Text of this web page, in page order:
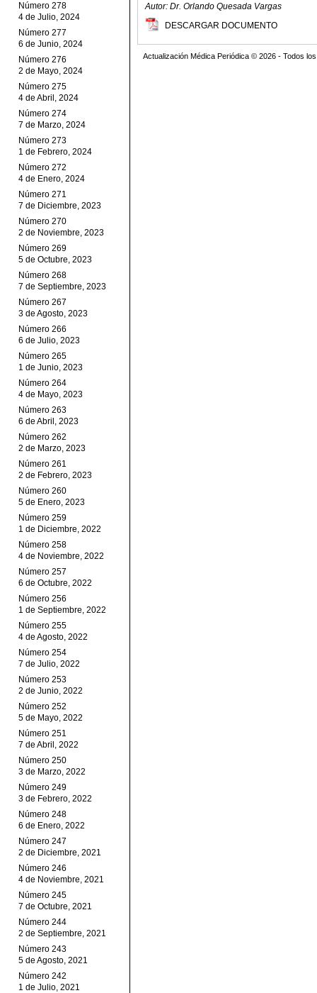
Número 278
4 de Julio, 2024
Número 277
6 de Junio, 2024
Número 276
2 de Mayo, 2024
Número 275
4 de Abril, 2024
Número 274
7 de Marzo, 2024
Número 273
1 de Febrero, 2024
Número 272
4 de Enero, 2024
Número 271
7 de Diciembre, 2023
Número 270
2 de Noviembre, 2023
Número 269
5 de Octubre, 2023
Número 268
7 de Septiembre, 2023
Número 267
3 de Agosto, 2023
Número 266
6 de Julio, 2023
Número 265
1 de Junio, 2023
Número 264
4 de Mayo, 2023
Número 263
6 de Abril, 2023
Número 262
2 de Marzo, 2023
Número 261
2 de Febrero, 2023
Número 260
5 de Enero, 2023
Número 259
1 de Diciembre, 2022
Número 258
4 de Noviembre, 2022
Número 257
6 de Octubre, 2022
Número 256
1 de Septiembre, 2022
Número 255
4 de Agosto, 2022
Número 254
7 de Julio, 2022
Número 253
2 de Junio, 2022
Número 252
5 de Mayo, 2022
Número 251
7 de Abril, 2022
Número 250
3 de Marzo, 2022
Número 249
3 de Febrero, 2022
Número 248
6 de Enero, 2022
Número 247
2 de Diciembre, 2021
Número 246
4 de Noviembre, 2021
Número 245
7 de Octubre, 2021
Número 244
2 de Septiembre, 2021
Número 243
5 de Agosto, 2021
Número 242
1 de Julio, 2021
Autor: Dr. Orlando Quesada Vargas
DESCARGAR DOCUMENTO
Actualización Médica Periódica © 2026 - Todos